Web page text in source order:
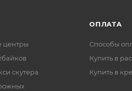
центры
скутера
ОПЛАТА
Способы
Купить в
Купить в